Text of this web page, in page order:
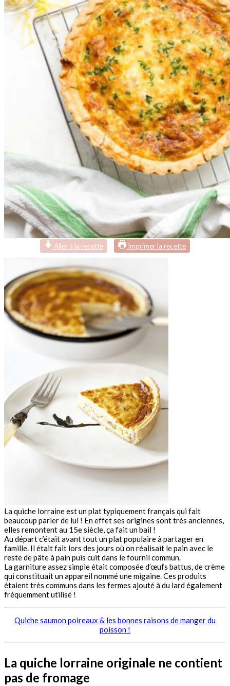
Aller à la recette Imprimer la recette
La quiche lorraine est un plat typiquement français qui fait
beaucoup parler de lui ! En effet ses origines sont très anciennes,
elles remontent au 15e siècle, ça fait un bail !
Au départ c’était avant tout un plat populaire à partager en
famille. Il était fait lors des jours où on réalisait le pain avec le
reste de pâte à pain puis cuit dans le fournil commun.
La garniture assez simple était composée d’œufs battus, de crème
qui constituait un appareil nommé une migaine. Ces produits
étaient très communs dans les fermes ajouté à du lard également
fréquemment utilisé !
Quiche saumon poireaux & les bonnes raisons de manger du
poisson !
La quiche lorraine originale ne contient
pas de fromage